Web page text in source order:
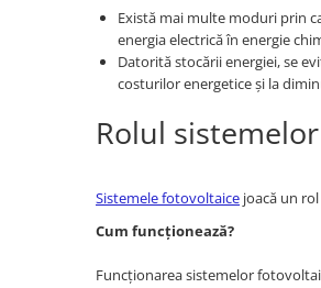
Prize de incarcare vehicule
Acumulatori VRLA AGM/GEL /
Baterii si acumulatori AGM VRLA
Există mai multe moduri prin
energia electrică în energie
Datorită stocării energiei, se
costurilor energetice și la
Rolul
Sistemele fotovoltaice joacă un
Cum funcționează?
Funcționarea sistemelor